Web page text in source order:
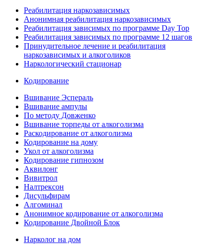
Реабилитация наркозависимых
Анонимная реабилитация наркозависимых
Реабилитация зависимых по программе Day Top
Реабилитация зависимых по программе 12 шагов
Принудительное лечение и реабилитация
наркозависимых и алкоголиков
Наркологический стационар
Кодирование
Вшивание Эспераль
Вшивание ампулы
По методу Довженко
Вшивание торпеды от алкоголизма
Раскодирование от алкоголизма
Кодирование на дому
Укол от алкоголизма
Кодирование гипнозом
Аквилонг
Вивитрол
Налтрексон
Дисульфирам
Алгоминал
Анонимное кодирование от алкоголизма
Кодирование Двойной Блок
Нарколог на дом